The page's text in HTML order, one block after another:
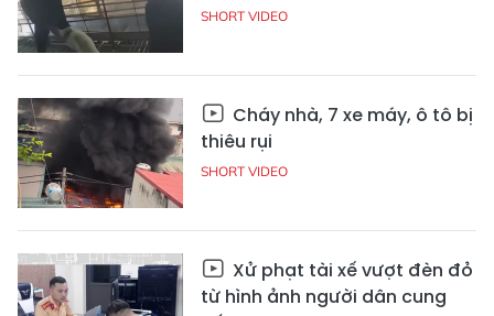
SHORT VIDEO
Cháy nhà, 7 xe máy, ô tô bị
thiêu rụi
SHORT VIDEO
Xử phạt tài xế vượt đèn đỏ
từ hình ảnh người dân cung